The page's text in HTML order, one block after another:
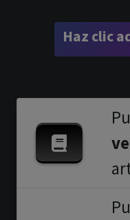
Haz clic